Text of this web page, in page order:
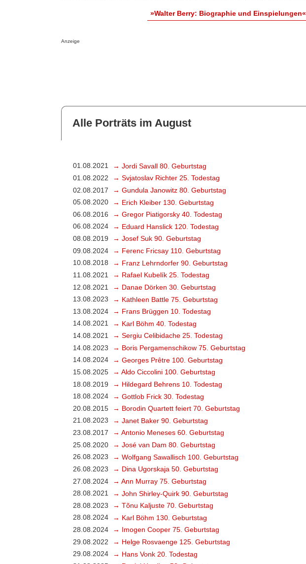
»Walter Berry: Biographie und Einspielungen«
Anzeige
Alle Porträts im August
01.08.2021
→ Jordi Savall 80. Geburtstag
01.08.2022
→ Svjatoslav Richter 25. Todestag
02.08.2017
→ Gundula Janowitz 80. Geburtstag
05.08.2020
→ Erich Kleiber 130. Geburtstag
06.08.2016
→ Gregor Piatigorsky 40. Todestag
06.08.2024
→ Eduard Hanslick 120. Todestag
08.08.2019
→ Josef Suk 90. Geburtstag
09.08.2024
→ Ferenc Fricsay 110. Geburtstag
10.08.2018
→ Franz Lehrndorfer 90. Geburtstag
11.08.2021
→ Rafael Kubelík 25. Todestag
12.08.2021
→ Danae Dörken 30. Geburtstag
13.08.2023
→ Kathleen Battle 75. Geburtstag
13.08.2024
→ Frans Brüggen 10. Todestag
14.08.2021
→ Karl Böhm 40. Todestag
14.08.2021
→ Sergiu Celibidache 25. Todestag
14.08.2023
→ Boris Pergamenschikow 75. Geburtstag
14.08.2024
→ Georges Prêtre 100. Geburtstag
15.08.2025
→ Aldo Ciccolini 100. Geburtstag
18.08.2019
→ Hildegard Behrens 10. Todestag
18.08.2024
→ Gottlob Frick 30. Todestag
20.08.2015
→ Borodin Quartett feiert 70. Geburtstag
21.08.2023
→ Janet Baker 90. Geburtstag
23.08.2017
→ Antonio Meneses 60. Geburtstag
25.08.2020
→ José van Dam 80. Geburtstag
26.08.2023
→ Wolfgang Sawallisch 100. Geburtstag
26.08.2023
→ Dina Ugorskaja 50. Geburtstag
27.08.2024
→ Ann Murray 75. Geburtstag
28.08.2021
→ John Shirley-Quirk 90. Geburtstag
28.08.2023
→ Tõnu Kaljuste 70. Geburtstag
28.08.2024
→ Karl Böhm 130. Geburtstag
28.08.2024
→ Imogen Cooper 75. Geburtstag
29.08.2022
→ Helge Rosvaenge 125. Geburtstag
29.08.2024
→ Hans Vonk 20. Todestag